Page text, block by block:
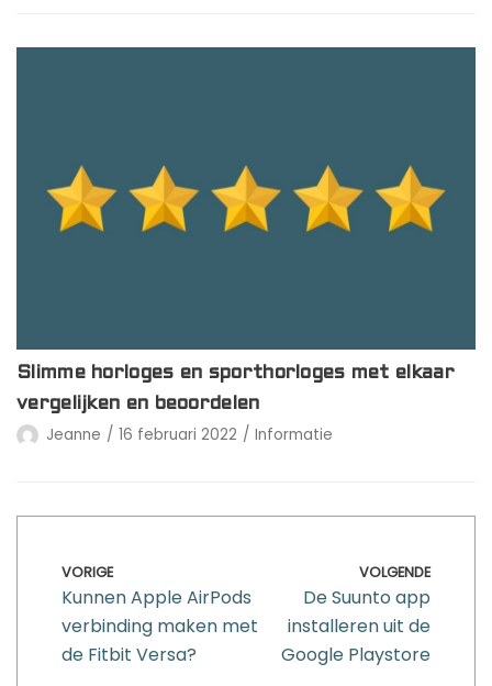
Slimme horloges en sporthorloges met elkaar
vergelijken en beoordelen
Jeanne 16 februari 2022 Informatie
VORIGE
Kunnen Apple AirPods
verbinding maken met
de Fitbit Versa?
VOLGENDE
De Suunto app
installeren uit de
Google Playstore